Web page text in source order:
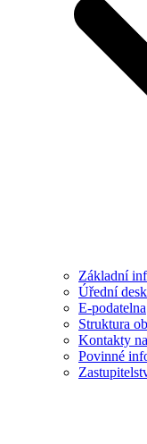
Základní
Úřední
E-podatelna
Struktura
Kontakty
Povinné